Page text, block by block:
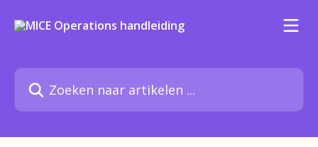
Zoeken naar artikelen ...